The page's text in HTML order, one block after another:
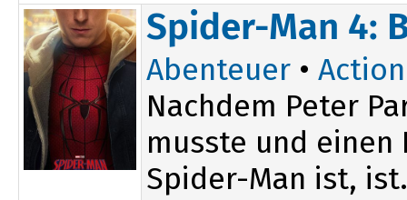
13:55
14:00
19:55
Spider-Man 4:
Abenteuer • Action
Nachdem Peter
musste und
Spider-Man ist,